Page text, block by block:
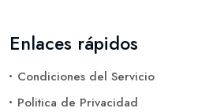
Enlaces rápidos
Condiciones del Servicio
Politica de Privacidad